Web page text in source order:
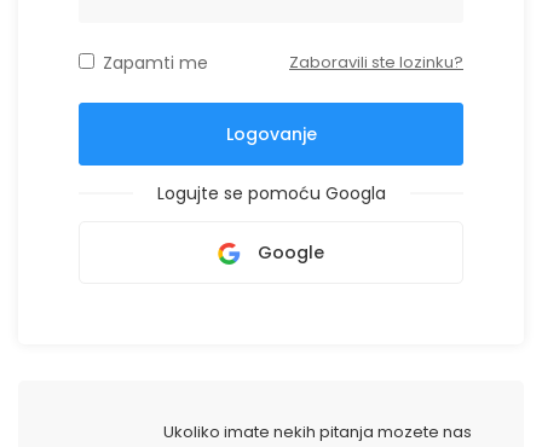
Zapamti me Zaboravili ste lozinku?
Logovanje
Logujte se pomoću Googla
Google
Ukoliko imate nekih pitanja mozete nas